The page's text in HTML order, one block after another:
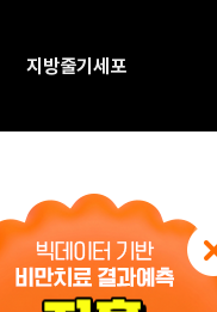
지방줄기세포